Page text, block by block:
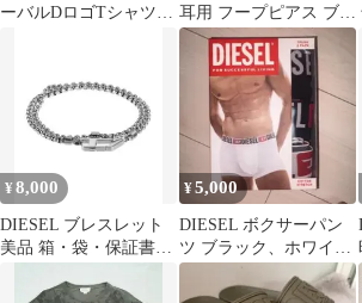
ーバルDロゴTシャツ S
耳用 フープピアス ブラ
ック 箱・巾着付き
¥8,000
DIESEL ブレスレット
美品 箱・袋・保証書付
¥5,000
DIESEL ボクサーパン
ツ ブラック、ホワイト
3枚セット Lサイズ